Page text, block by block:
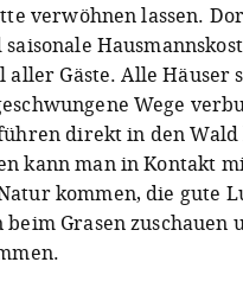
verwöhnen lassen.
aller Gäste. Alle Häuser
Wege
direkt in den
kann man in Kontakt
kommen, die gute
Grasen zuschauen